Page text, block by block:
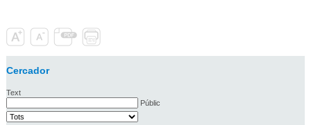
Cercador
Text
Públic